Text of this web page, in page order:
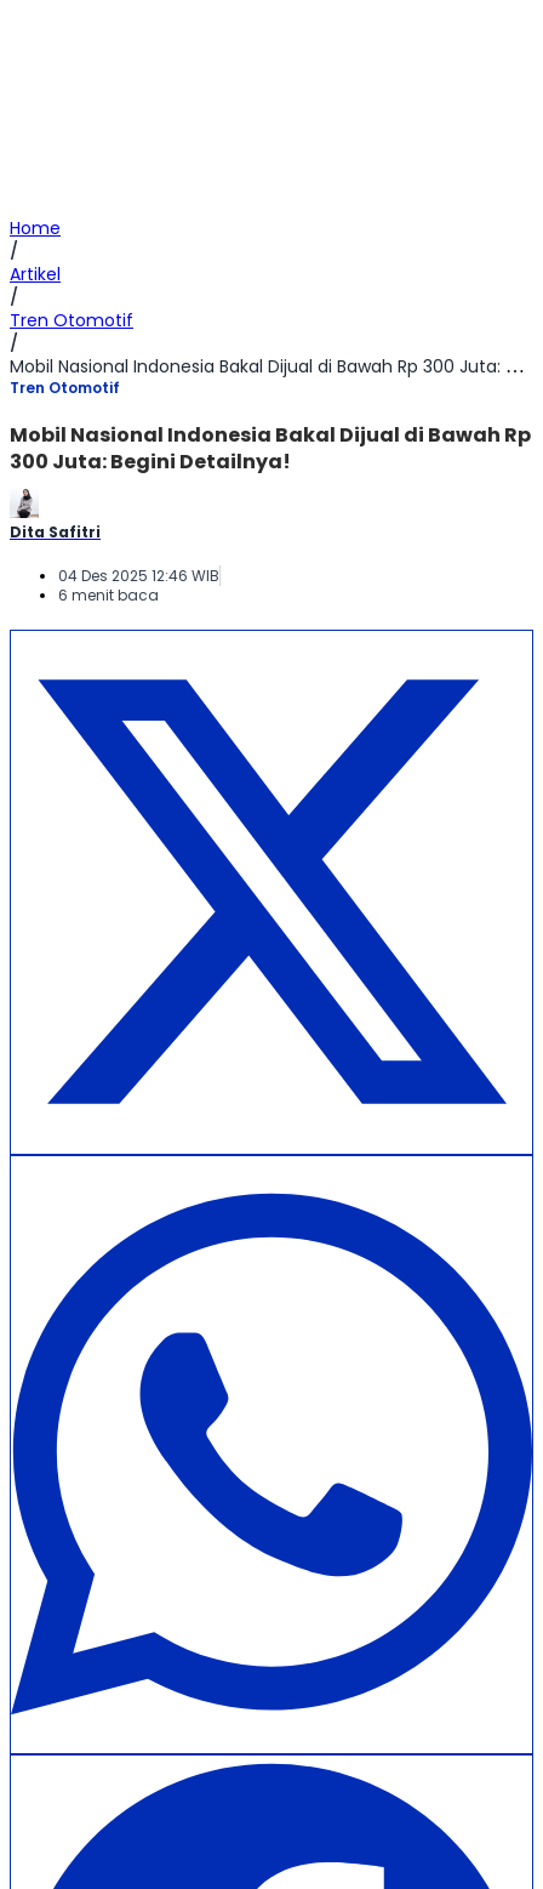
Home
/
Artikel
/
Tren Otomotif
/
Mobil Nasional Indonesia Bakal Dijual di Bawah Rp 300 Juta: Begini Detailnya!
Tren Otomotif
Mobil Nasional Indonesia Bakal Dijual di Bawah Rp
300 Juta: Begini Detailnya!
Dita Safitri
04 Des 2025 12:46 WIB
6 menit baca